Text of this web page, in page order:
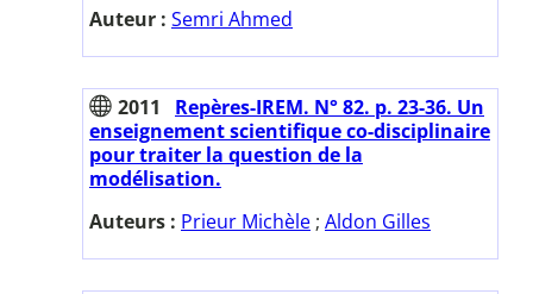
Auteur : Semri Ahmed
2011
Repères-IREM. N° 82. p. 23-36. Un
enseignement scientifique co-disciplinaire
pour traiter la question de la
modélisation.
Auteurs : Prieur Michèle ; Aldon Gilles